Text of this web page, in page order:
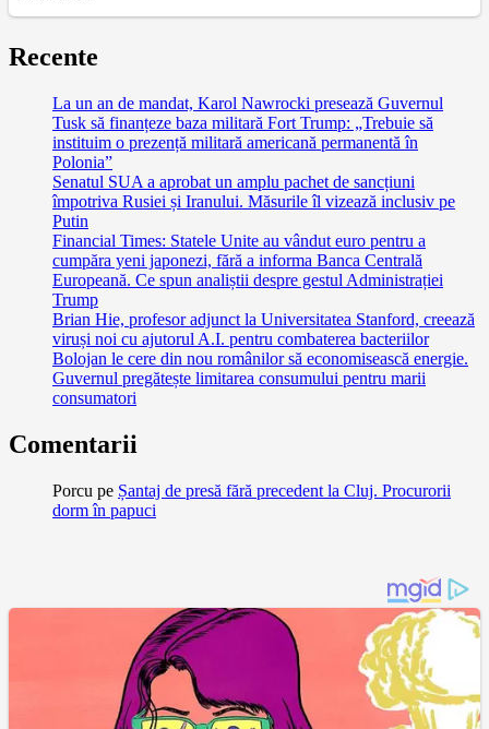
Recente
La un an de mandat, Karol Nawrocki presează Guvernul
Tusk să finanțeze baza militară Fort Trump: „Trebuie să
instituim o prezență militară americană permanentă în
Polonia”
Senatul SUA a aprobat un amplu pachet de sancțiuni
împotriva Rusiei și Iranului. Măsurile îl vizează inclusiv pe
Putin
Financial Times: Statele Unite au vândut euro pentru a
cumpăra yeni japonezi, fără a informa Banca Centrală
Europeană. Ce spun analiștii despre gestul Administrației
Trump
Brian Hie, profesor adjunct la Universitatea Stanford, creează
viruși noi cu ajutorul A.I. pentru combaterea bacteriilor
Bolojan le cere din nou românilor să economisească energie.
Guvernul pregătește limitarea consumului pentru marii
consumatori
Comentarii
Porcu pe Șantaj de presă fără precedent la Cluj. Procurorii
dorm în papuci